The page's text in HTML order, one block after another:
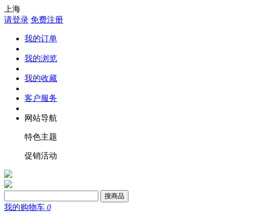
上海
请登录 免费注册
我的订单
我的浏览
我的收藏
客户服务
网站导航
特色主题
促销活动
搜商品
我的购物车 0